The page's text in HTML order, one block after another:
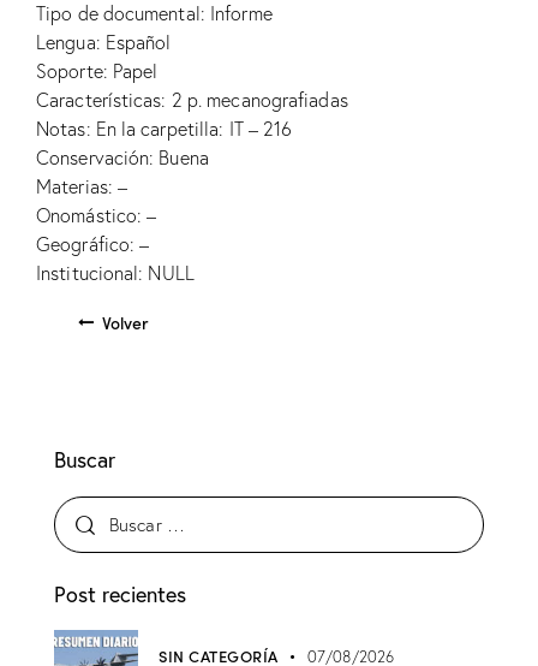
Tipo de documental: Informe
Lengua: Español
Soporte: Papel
Características: 2 p. mecanografiadas
Notas: En la carpetilla: IT – 216
Conservación: Buena
Materias: –
Onomástico: –
Geográfico: –
Institucional: NULL
Volver
Buscar
Post recientes
SIN CATEGORÍA 07/08/2026